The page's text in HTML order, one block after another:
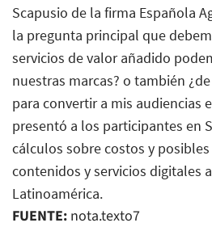
Scapusio de la firma Española
la pregunta principal que
servicios de valor añadido
nuestras marcas? o también
para convertir a mis audiencias
presentó a los participantes en
cálculos sobre costos y
contenidos y servicios digitales
Latinoamérica.
FUENTE: nota.texto7